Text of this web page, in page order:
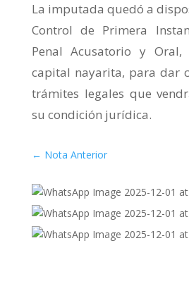
La imputada quedó a
Control de Primera
Penal Acusatorio y
capital nayarita, para dar
trámites legales que
su condición jurídica.
← Nota Anterior